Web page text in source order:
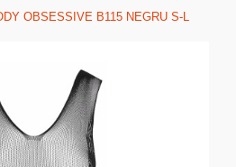
OBSESSIVE B115 NEGRU S-L